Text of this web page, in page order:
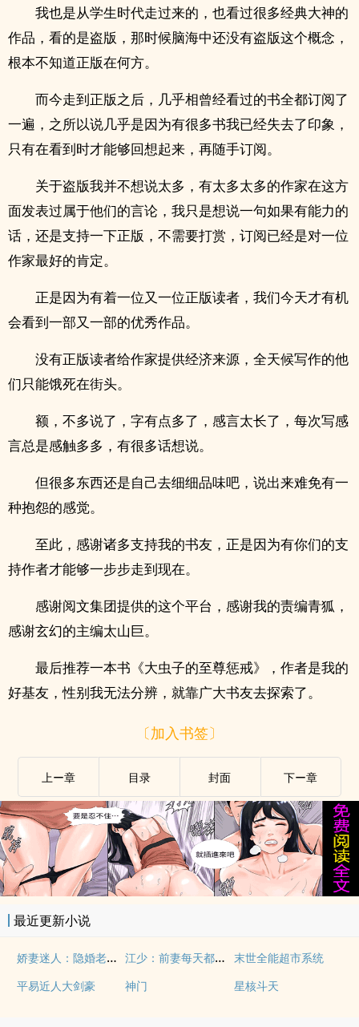
我也是从学生时代走过来的，也看过很多经典大神的
作品，看的是盗版，那时候脑海中还没有盗版这个概念，
根本不知道正版在何方。
而今走到正版之后，几乎相曾经看过的书全都订阅了
一遍，之所以说几乎是因为有很多书我已经失去了印象，
只有在看到时才能够回想起来，再随手订阅。
关于盗版我并不想说太多，有太多太多的作家在这方
面发表过属于他们的言论，我只是想说一句如果有能力的
话，还是支持一下正版，不需要打赏，订阅已经是对一位
作家最好的肯定。
正是因为有着一位又一位正版读者，我们今天才有机
会看到一部又一部的优秀作品。
没有正版读者给作家提供经济来源，全天候写作的他
们只能饿死在街头。
额，不多说了，字有点多了，感言太长了，每次写感
言总是感触多多，有很多话想说。
但很多东西还是自己去细细品味吧，说出来难免有一
种抱怨的感觉。
至此，感谢诸多支持我的书友，正是因为有你们的支
持作者才能够一步步走到现在。
感谢阅文集团提供的这个平台，感谢我的责编青狐，
感谢玄幻的主编太山巨。
最后推荐一本书《大虫子的至尊惩戒》，作者是我的
好基友，性别我无法分辨，就靠广大书友去探索了。
〔加入书签〕
上ー章 目录 封面 下ー章
最近更新小说
娇妻迷人：隐婚老公晚上好 江少：前妻每天都想坑死我
末世全能超市系统
平易近人大剑豪
神门 星核斗天